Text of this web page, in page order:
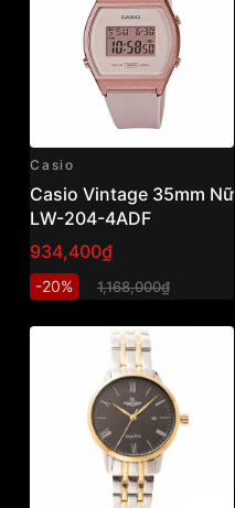
Casio
Casio Vintage 35mm Nữ
LW-204-4ADF
934,400₫
-20% 1,168,000₫